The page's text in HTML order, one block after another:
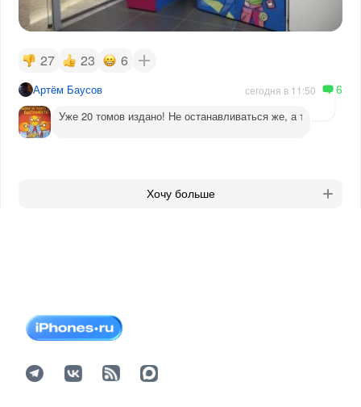
27 23 6
Артём Баусов сегодня в 11:50 6
Уже 20 томов издано! Не останавливаться же, а то
Хочу больше